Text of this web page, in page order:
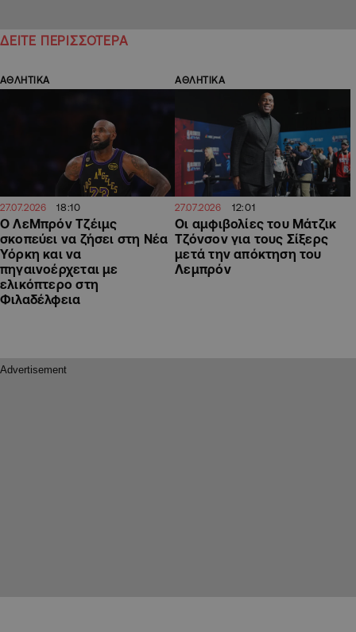
ΔΕΙΤΕ ΠΕΡΙΣΣΟΤΕΡΑ
ΑΘΛΗΤΙΚΑ
27.07.2026 18:10
Ο ΛεΜπρόν Τζέιμς
σκοπεύει να ζήσει στη Νέα
Υόρκη και να
πηγαινοέρχεται με
ελικόπτερο στη
Φιλαδέλφεια
ΑΘΛΗΤΙΚΑ
27.07.2026 12:01
Οι αμφιβολίες του Μάτζικ
Τζόνσον για τους Σίξερς
μετά την απόκτηση του
Λεμπρόν